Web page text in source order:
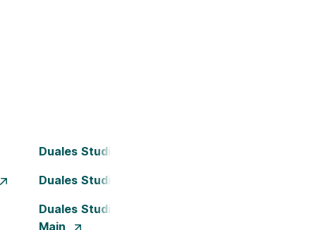
Duales Studium Bielefeld
Duales Studium Dortmund
Duales Studium Frankfurt am
Main